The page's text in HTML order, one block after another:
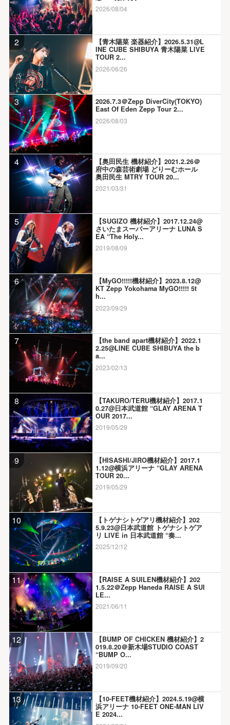
2026/08/04
2
【青木陽菜 楽器紹介】2026.5.31@L
INE CUBE SHIBUYA 青木陽菜 LIVE
TOUR 2...
2026/06/26
3
2026.7.3＠Zepp DiverCity(TOKYO)
East Of Eden Zepp Tour 2...
2026/08/03
4
【奥田民生 機材紹介】2021.2.26＠
府中の森芸術劇場 どりーむホール
奥田民生 MTRY TOUR 20...
2021/03/31
5
【SUGIZO 機材紹介】2017.12.24@
さいたまスーパーアリーナ LUNA S
EA “The Holy...
2019/08/09
6
【MyGO!!!!!機材紹介】2023.8.12@
KT Zepp Yokohama MyGO!!!!! 5t
h...
2023/09/29
7
【the band apart機材紹介】2022.1
2.25@LINE CUBE SHIBUYA the b
a...
2023/02/13
8
【TAKURO/TERU機材紹介】2017.1
0.27@日本武道館 “GLAY ARENA T
OUR 2017...
2019/05/29
9
【HISASHI/JIRO機材紹介】2017.1
1.12@横浜アリーナ “GLAY ARENA
TOUR 20...
2019/05/29
10
【トゲナシトゲアリ機材紹介】202
5.9.23@日本武道館 トゲナシトゲア
リ LIVE in 日本武道館 “奏...
2025/12/12
11
【RAISE A SUILEN機材紹介】202
1.5.22＠Zepp Haneda RAISE A SUI
LE...
2021/06/11
12
【BUMP OF CHICKEN 機材紹介】2
019.8.20＠新木場STUDIO COAST
“BUMP O...
2019/09/20
13
【10-FEET機材紹介】2024.5.19@横
浜アリーナ 10-FEET ONE-MAN LIV
E 2024...